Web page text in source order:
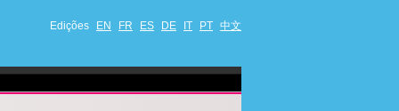
Edições EN FR ES DE IT PT 中文